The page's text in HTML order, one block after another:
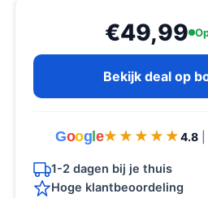
€49,99
Bekijk deal op
Goog e★★★★★
★★★★★ 4.8
1-2 dagen bij je thuis
Hoge klantbeoordeling